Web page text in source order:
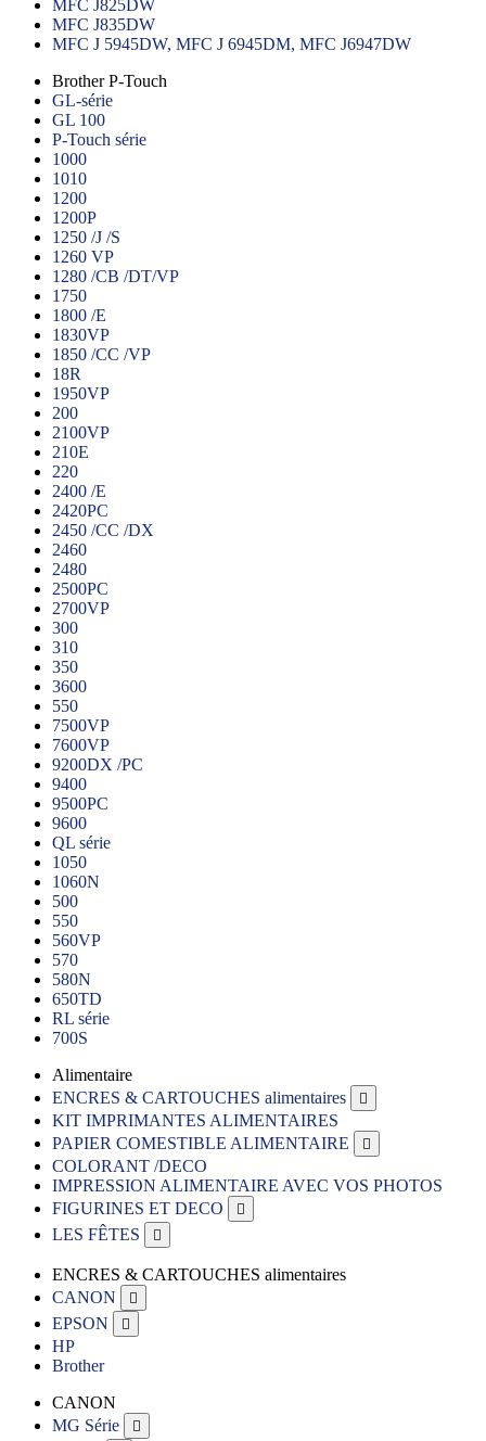
MFC J825DW
MFC J835DW
MFC J 5945DW, MFC J 6945DM, MFC J6947DW
Brother P-Touch
GL-série
GL 100
P-Touch série
1000
1010
1200
1200P
1250 /J /S
1260 VP
1280 /CB /DT/VP
1750
1800 /E
1830VP
1850 /CC /VP
18R
1950VP
200
2100VP
210E
220
2400 /E
2420PC
2450 /CC /DX
2460
2480
2500PC
2700VP
300
310
350
3600
550
7500VP
7600VP
9200DX /PC
9400
9500PC
9600
QL série
1050
1060N
500
550
560VP
570
580N
650TD
RL série
700S
Alimentaire
ENCRES & CARTOUCHES alimentaires

KIT IMPRIMANTES ALIMENTAIRES
PAPIER COMESTIBLE ALIMENTAIRE

COLORANT /DECO
IMPRESSION ALIMENTAIRE AVEC VOS PHOTOS
FIGURINES ET DECO

LES FÊTES 
ENCRES & CARTOUCHES alimentaires
CANON

EPSON 
HP
Brother
CANON
MG Série
